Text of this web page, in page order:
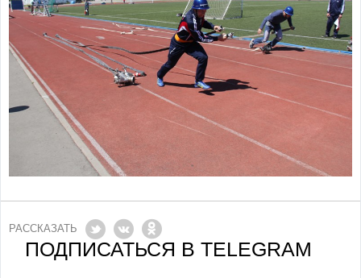
РАССКАЗАТЬ
ПОДПИСАТЬСЯ В TELEGRAM